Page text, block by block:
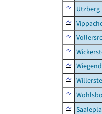
Utzberg